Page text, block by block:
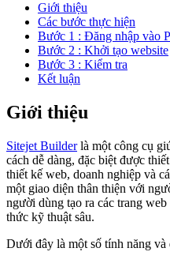
Giới thiệu
Các bước thực hiện
Bước 1 : Đăng nhập vào
Bước 2 : Khởi tạo website
Bước 3 : Kiểm tra
Kết luận
Giới thiệu
Sitejet Builderlà một công cụ
cách dễ dàng, đặc biệt được
thiết kế web, doanh nghiệp và
một giao diện thân thiện với
người dùng tạo ra các trang
thức kỹ thuật sâu.
Dưới đây là một số tính năng